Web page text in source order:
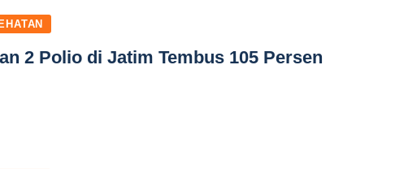
2 Polio di Jatim Tembus 105 Persen